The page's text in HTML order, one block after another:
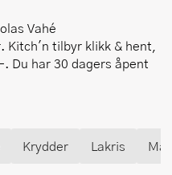
Vahé
Kitch'n tilbyr klikk & hent,
Du har 30 dagers åpent
Krydder Lakris Mat